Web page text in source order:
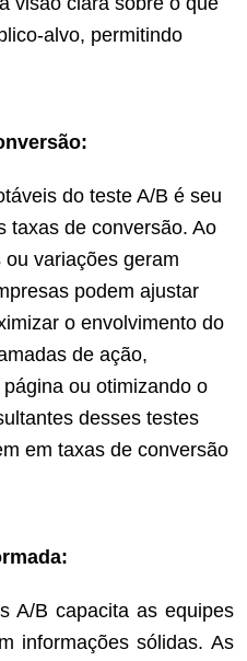
alvo, permitindo
do teste A/B é seu
taxas de conversão. Ao
variações geram
podem ajustar
o envolvimento do
de ação,
ou otimizando o
desses testes
em taxas de conversão
A/B capacita as equipes
informações sólidas. As